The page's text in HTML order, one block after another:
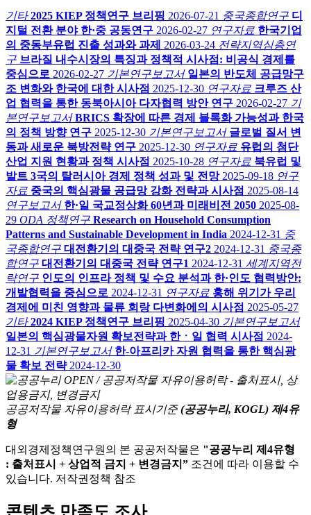
기타 2025 KIEP 정책연구 브리핑 2026-07-21 중국종합연구 디
지털 전환 분야 한·중 공동연구 2026-02-27 연구자료 한국기업
의 중동부유럽 진출 성과와 과제
2026-03-24 전략지역심층연
구 브라질 내수시장의 특징과 정책적 시사점: 비공식 경제를
중심으로 2026-02-27 기본연구보고서 일본의 반도체 공급망구
조 변화와 한국에 대한 시사점 2025-12-30 연구자료 크루즈 산
업 협력을 통한 동북아시아 다자협력 방안 연구 2026-02-27 기
본연구보고서 BRICS 확장에 따른 경제 블록화 가능성과 한국
의 정책 방향 연구 2025-12-30 기본연구보고서 글로벌 질서 변
동과 새로운 북방전략 연구 2025-12-30 연구자료 유럽의 첨단
산업 지원 현황과 정책 시사점 2025-10-28 연구자료 북유럽 및
발트 3국의 탈러시아 경제 정책 성과 및 전망 2025-09-18 연구
자료 중국의 핵심광물 공급망 강화 전략과 시사점 2025-08-14
연구보고서 한·일 국교정상화 60년과 미래비전 2050 2025-08-
29 ODA 정책연구 Research on Household Consumption
Patterns and Sustainable Development in India 2024-12-31 중
국종합연구 대전환기의 대중국 전략 연구2 2024-12-31 중국종
합연구 대전환기의 대중국 전략 연구1 2024-12-31 세계지역전
략연구 인도의 인프라 정책 및 수요 분석과 한·인도 협력방안:
개발협력을 중심으로 2024-12-31 연구자료 홍해 위기가 우리
경제에 미친 영향과 물류 회랑 다변화에의 시사점 2025-05-27
기타 2024 KIEP 정책연구 브리핑 2025-04-30 기본연구보고서
일본의 핵심광물자원 확보전략과 한ㆍ일 협력 시사점 2024-
12-31 기본연구보고서 한-아프리카 자원 협력을 통한 핵심광
물 확보 전략 2024-12-30
공공저작물 자유이용허락 표시기준 (공공누리, KOGL) 제4유
형
대외경제정책연구원의 본 공공저작물은 "공공누리 제4유형
: 출처표시 + 상업적 금지 + 변경금지” 조건에 따라 이용할 수
있습니다. 저작권정책 참조
콘텐츠 만족도 조사